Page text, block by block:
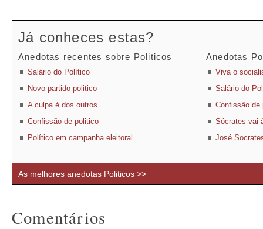
Já conheces estas?
Anedotas recentes sobre Politicos
Salário do Político
Novo partido politico
A culpa é dos outros…
Confissão de politico
Político em campanha eleitoral
Anedotas
Viva o
Salário do
Confissão de
Sócrates vai
José
As melhores anedotas Politicos >>
Comentários